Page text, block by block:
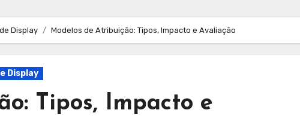
Display Modelos de Atribuição: Tipos, Impacto e Avaliação
Display
Tipos, Impacto e